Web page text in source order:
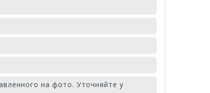
на фото. Уточняйте у